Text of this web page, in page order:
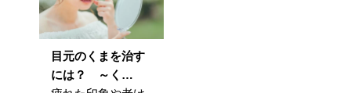
目元のくまを治す
には？ ～く…